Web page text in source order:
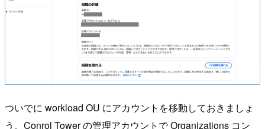
ついでに workload OU にアカウントを移動しておきましょ
う。Conrol Tower の管理アカウントで Organizations コン